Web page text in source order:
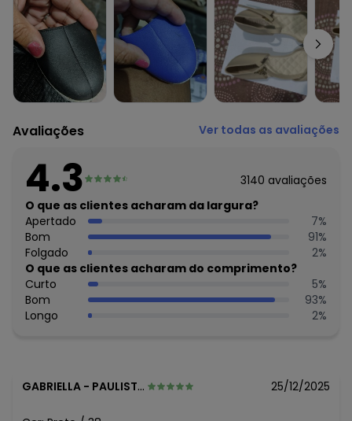
Avaliações Ver todas as avaliações
4.3 3140 avaliações
O que as clientes acharam da largura?
Apertado
7%
Bom
91%
Folgado
2%
O que as clientes acharam do comprimento?
Curto
5%
Bom
93%
Longo
2%
GABRIELLA - PAULISTA - PE 25/12/2025